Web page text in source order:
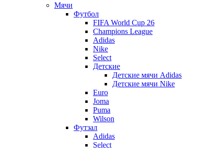
Мячи
Футбол
FIFA World Cup 26
Champions League
Adidas
Nike
Select
Детские
Детские мячи Adidas
Детские мячи Nike
Euro
Joma
Puma
Wilson
Футзал
Adidas
Select